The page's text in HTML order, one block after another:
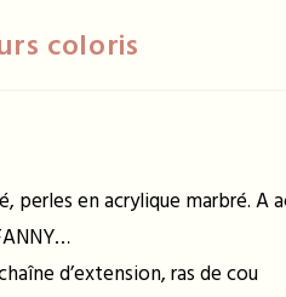
coloris
perles en acrylique marbré. A
d’extension, ras de cou